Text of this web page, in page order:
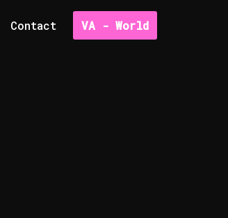
Contact VA - World